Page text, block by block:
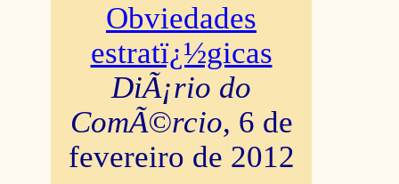
Obviedades
estratï¿½gicas
DiÃ¡rio do
ComÃ©rcio, 6 de
fevereiro de 2012